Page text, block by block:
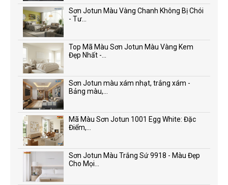
Sơn Jotun Màu Vàng Chanh Không Bị Chói
- Tư...
Top Mã Màu Sơn Jotun Màu Vàng Kem
Đẹp Nhất -...
Sơn Jotun màu xám nhạt, trắng xám -
Bảng màu,...
Mã Màu Sơn Jotun 1001 Egg White: Đặc
Điểm,...
Sơn Jotun Màu Trắng Sứ 9918 - Màu Đẹp
Cho Mọi...